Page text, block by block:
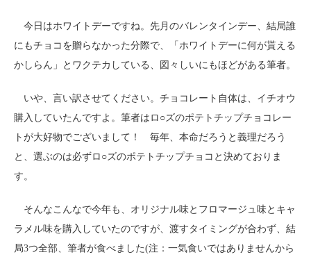
今日はホワイトデーですね。先月のバレンタインデー、結局誰
にもチョコを贈らなかった分際で、「ホワイトデーに何が貰える
かしらん」とワクテカしている、図々しいにもほどがある筆者。
いや、言い訳させてください。チョコレート自体は、イチオウ
購入していたんですよ。筆者はロ○ズのポテトチップチョコレー
トが大好物でございまして！ 毎年、本命だろうと義理だろう
と、選ぶのは必ずロ○ズのポテトチップチョコと決めておりま
す。
そんなこんなで今年も、オリジナル味とフロマージュ味とキャ
ラメル味を購入していたのですが、渡すタイミングが合わず、結
局3つ全部、筆者が食べました(注：一気食いではありませんから